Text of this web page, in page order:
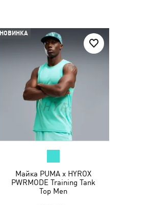
НОВИНКА
Майка PUMA x HYROX
PWRMODE Training Tank
Top Men